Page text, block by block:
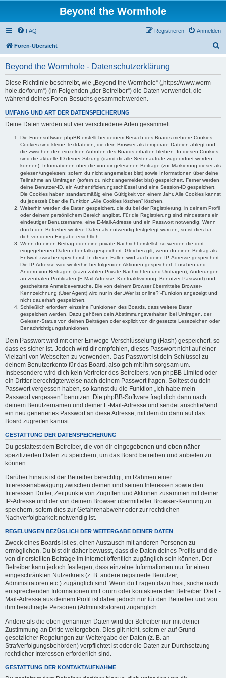
Beyond the Wormhole
FAQ Anmelden
Registrieren
Foren-Übersicht
Beyond the Wormhole - Datenschutzerklärung
Diese Richtlinie beschreibt, wie „Beyond the Wormhole“ („https://www.worm-
hole.de/forum“) (im Folgenden „der Betreiber“) die Daten verwendet, die
während deines Foren-Besuchs gesammelt werden.
UMFANG UND ART DER DATENSPEICHERUNG
Deine Daten werden auf vier verschiedene Arten gesammelt:
Die Forensoftware phpBB erstellt bei deinem Besuch des Boards mehrere Cookies.
Cookies sind kleine Textdateien, die dein Browser als temporäre Dateien ablegt und
die zwischen den einzelnen Aufrufen des Boards erhalten bleiben. In diesen Cookies
sind die aktuelle ID deiner Sitzung (damit dir alle Seitenaufrufe zugeordnet werden
können), Informationen über die von dir gelesenen Beiträge (zur Markierung dieser als
gelesen/ungelesen; sofern du nicht angemeldet bist) sowie Informationen über deine
Teilnahme an Umfragen (sofern du nicht angemeldet bist) gespeichert. Ferner werden
deine Benutzer-ID, ein Authentifizierungsschlüssel und eine Session-ID gespeichert.
Die Cookies haben standardmäßig eine Gültigkeit von einem Jahr. Alle Cookies kannst
du jederzeit über die Funktion „Alle Cookies löschen“ löschen.
Weiterhin werden die Daten gespeichert, die du bei der Registrierung, in deinem Profil
oder deinem persönlichem Bereich angibst. Für die Registrierung sind mindestens ein
eindeutiger Benutzername, eine E-Mail-Adresse und ein Passwort notwendig. Wenn
durch den Betreiber weitere Daten als notwendig festgelegt wurden, so ist dies für
dich vor deren Eingabe ersichtlich.
Wenn du einen Beitrag oder eine private Nachricht erstellst, so werden die dort
eingegebenen Daten ebenfalls gespeichert. Gleiches gilt, wenn du einen Beitrag als
Entwurf zwischenspeicherst. In diesen Fällen wird auch deine IP-Adresse gespeichert.
Die IP-Adresse wird weiterhin bei folgenden Aktionen gespeichert: Löschen und
Ändern von Beiträgen (dazu zählen Private Nachrichten und Umfragen), Änderungen
an zentralen Profildaten (E-Mail-Adresse, Kontoaktivierung, Benutzer-Passwort) und
gescheiterte Anmeldeversuche. Die von deinem Browser übermittelte Browser-
Kennzeichnung (User Agent) wird nur in der „Wer ist online?“-Funktion angezeigt und
nicht dauerhaft gespeichert.
Schließlich erfordern einzelne Funktionen des Boards, dass weitere Daten
gespeichert werden. Dazu gehören dein Abstimmungsverhalten bei Umfragen, der
Gelesen-Status von deinen Beiträgen oder explizit von dir gesetzte Lesezeichen oder
Benachrichtigungsfunktionen.
Dein Passwort wird mit einer Einwege-Verschlüsselung (Hash) gespeichert, so
dass es sicher ist. Jedoch wird dir empfohlen, dieses Passwort nicht auf einer
Vielzahl von Webseiten zu verwenden. Das Passwort ist dein Schlüssel zu
deinem Benutzerkonto für das Board, also geh mit ihm sorgsam um.
Insbesondere wird dich kein Vertreter des Betreibers, von phpBB Limited oder
ein Dritter berechtigterweise nach deinem Passwort fragen. Solltest du dein
Passwort vergessen haben, so kannst du die Funktion „Ich habe mein
Passwort vergessen“ benutzen. Die phpBB-Software fragt dich dann nach
deinem Benutzernamen und deiner E-Mail-Adresse und sendet anschließend
ein neu generiertes Passwort an diese Adresse, mit dem du dann auf das
Board zugreifen kannst.
GESTATTUNG DER DATENSPEICHERUNG
Du gestattest dem Betreiber, die von dir eingegebenen und oben näher
spezifizierten Daten zu speichern, um das Board betreiben und anbieten zu
können.
Darüber hinaus ist der Betreiber berechtigt, im Rahmen einer
Interessenabwägung zwischen deinen und seinen Interessen sowie den
Interessen Dritter, Zeitpunkte von Zugriffen und Aktionen zusammen mit deiner
IP-Adresse und der von deinem Browser übermittelter Browser-Kennung zu
speichern, sofern dies zur Gefahrenabwehr oder zur rechtlichen
Nachverfolgbarkeit notwendig ist.
REGELUNGEN BEZÜGLICH DER WEITERGABE DEINER DATEN
Zweck eines Boards ist es, einen Austausch mit anderen Personen zu
ermöglichen. Du bist dir daher bewusst, dass die Daten deines Profils und die
von dir erstellten Beiträge im Internet öffentlich zugänglich sein können. Der
Betreiber kann jedoch festlegen, dass einzelne Informationen nur für einen
eingeschränkten Nutzerkreis (z. B. andere registrierte Benutzer,
Administratoren etc.) zugänglich sind. Wenn du Fragen dazu hast, suche nach
entsprechenden Informationen im Forum oder kontaktiere den Betreiber. Die E-
Mail-Adresse aus deinem Profil ist dabei jedoch nur für den Betreiber und von
ihm beauftragte Personen (Administratoren) zugänglich.
Andere als die oben genannten Daten wird der Betreiber nur mit deiner
Zustimmung an Dritte weitergeben. Dies gilt nicht, sofern er auf Grund
gesetzlicher Regelungen zur Weitergabe der Daten (z. B. an
Strafverfolgungsbehörden) verpflichtet ist oder die Daten zur Durchsetzung
rechtlicher Interessen erforderlich sind.
GESTATTUNG DER KONTAKTAUFNAHME